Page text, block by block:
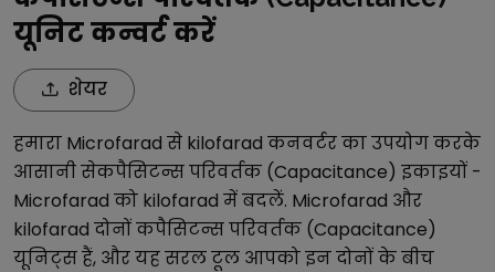
यूनिट कन्वर्ट करें
शेयर
हमारा Microfarad से kilofarad कनवर्टर का उपयोग करके
आसानी सेकपैसिटन्स परिवर्तक (Capacitance) इकाइयों -
Microfarad को kilofarad में बदलें. Microfarad और
kilofarad दोनोंकपैसिटन्स परिवर्तक (Capacitance)
यूनिट्स हैं, और यह सरल टूल आपको इन दोनों के बीच